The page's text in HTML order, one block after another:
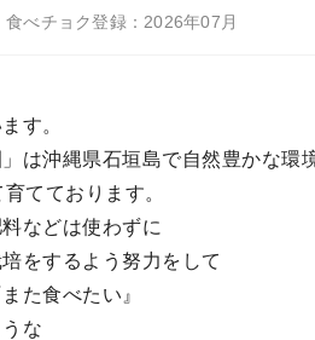
食べチョク登録：2026年07月
す。
は沖縄県石垣島で自然豊かな環
てております。
などは使わずに
をするよう努力をして
た食べたい』
な